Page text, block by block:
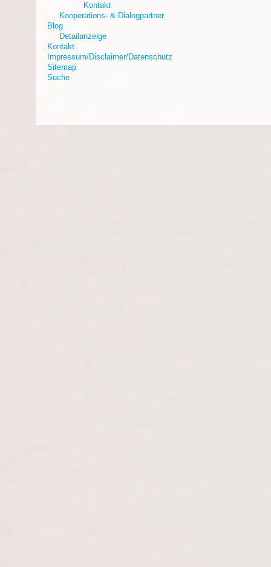
Kontakt
Kooperations- & Dialogpartner
Blog
Detailanzeige
Kontakt
Impressum/Disclaimer/Datenschutz
Sitemap
Suche